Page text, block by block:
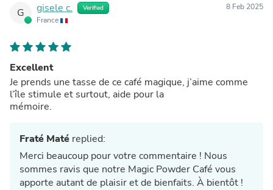
G gisele c. Verified
France
8 Feb 2025
Excellent
Je prends une tasse de ce café magique, j’aime comme
l’île stimule et surtout, aide pour la
mémoire.
Fraté Maté replied:
Merci beaucoup pour votre commentaire ! Nous
sommes ravis que notre Magic Powder Café vous
apporte autant de plaisir et de bienfaits. À bientôt !